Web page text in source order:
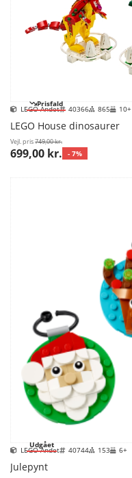
Prisfald
LEGO Andet 40366 865 10+
LEGO House dinosaurer
Vejl. pris749,00 kr.
699,00 kr. - 7%
Udgået
LEGO Andet 40744 153 6+
Julepynt